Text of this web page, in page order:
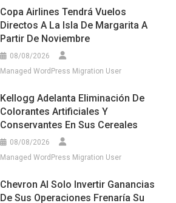
Conservantes En Sus Cereales
08/08/2026
Chevron Al Solo Invertir Ganancias
Expansión En Venezuela
08/08/2026
De La Espriella Recibe Honores
Comandante Supremo